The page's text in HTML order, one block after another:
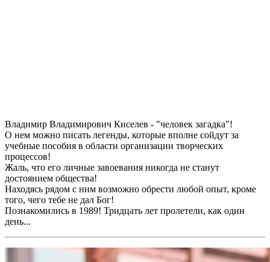
Владимир Владимирович Киселев - "человек загадка"!
О нем можно писать​ легенды, которые вполне​ сойдут​ за​
учебные пособия в области​ организации​ творческих
процессов!
Жаль, что его личные завоевания​ ​никогда не станут
достоянием общества!​
Находясь рядом с ним возможно​ обрести​ любой​ опыт, кроме
того, чего тебе не дал Бог!​
Познакомились в 1989! Тридцать​ лет пролетели, как один
день...​